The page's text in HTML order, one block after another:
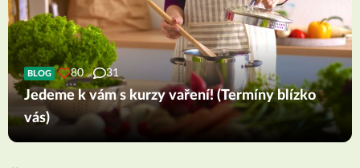
BLOG 80 31
Jedeme k vám s kurzy vaření! (Termíny blízko
vás)